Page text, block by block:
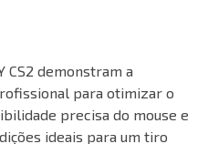
CS2 demonstram a
para otimizar o
precisa do mouse e
ideais para um tiro